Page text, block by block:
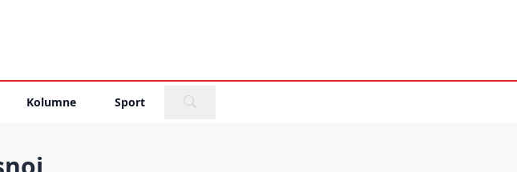
Kolumne Sport